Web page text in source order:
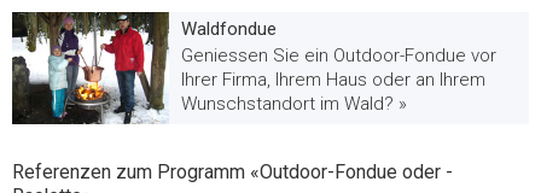
Waldfondue
Geniessen Sie ein Outdoor-Fondue vor
Ihrer Firma, Ihrem Haus oder an Ihrem
Wunschstandort im Wald? »
Referenzen zum Programm «Outdoor-Fondue oder -